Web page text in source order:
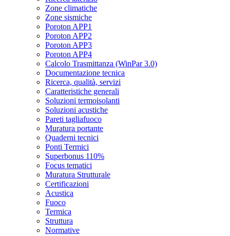
Zone climatiche
Zone sismiche
Poroton APP1
Poroton APP2
Poroton APP3
Poroton APP4
Calcolo Trasmittanza (WinPar 3.0)
Documentazione tecnica
Ricerca, qualità, servizi
Caratteristiche generali
Soluzioni termoisolanti
Soluzioni acustiche
Pareti tagliafuoco
Muratura portante
Quaderni tecnici
Ponti Termici
Superbonus 110%
Focus tematici
Muratura Strutturale
Certificazioni
Acustica
Fuoco
Termica
Struttura
Normative